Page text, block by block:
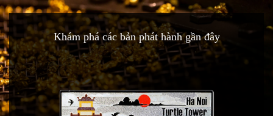
Khám phá các bản phát hành gần đây